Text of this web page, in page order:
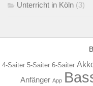
Unterricht in Köln (3)
4-Saiter 5-Saiter 6-Saiter
Anfänger App